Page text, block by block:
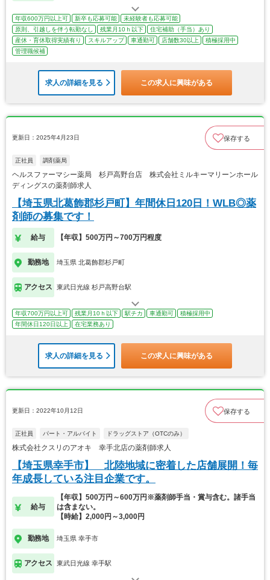
年収600万円以上可 新卒も応募可能
未経験者も応募可能
原則、引越しを伴う転勤なし
残業月10ｈ以下
住宅補助（手当）あり
産休・育休取得実績有り
スキルアップ 車通勤可 店舗数30以上
積極採用中
管理職候補
求人の詳細を見る この求人に興味がある
更新日：2025年4月23日 保存する
正社員 調剤薬局
ヘルスファーマシー薬局 杉戸高野台店 株式会社ミルキーマリーンホール
ディングスの薬剤師求人
【埼玉県北葛飾郡杉戸町】年間休日120日！WLB◎薬
剤師の募集です！
給与 【年収】500万円～700万円程度
勤務地 埼玉県 北葛飾郡杉戸町
アクセス 東武日光線 杉戸高野台駅
年収700万円以上可 残業月10ｈ以下 駅チカ 車通勤可
積極採用中
年間休日120日以上
在宅業務あり
求人の詳細を見る この求人に興味がある
更新日：2022年10月12日 保存する
正社員 パート・アルバイト ドラッグストア（OTCのみ）
株式会社クスリのアオキ 幸手北店の薬剤師求人
【埼玉県幸手市】 北陸地域に密着した店舗展開！毎
年成長している注目企業です。
給与
【年収】500万円～600万円※薬剤師手当・賞与含む。諸手当
は含まない。
【時給】2,000円～3,000円
勤務地 埼玉県 幸手市
アクセス 東武日光線 幸手駅